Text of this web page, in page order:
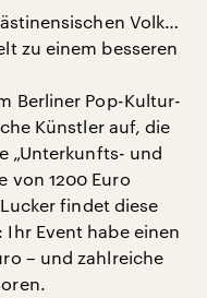
Volk…
zu einem besseren
Berliner Pop-Kultur-
Künstler auf, die
„Unterkunfts- und
von 1200 Euro
findet diese
Event habe einen
– und zahlreiche